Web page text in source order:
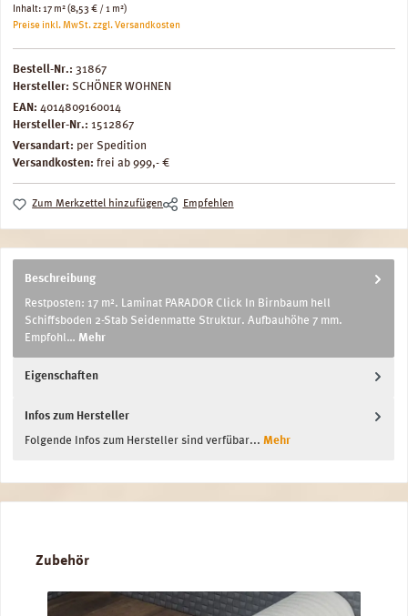
Inhalt:17 m²(8,53 € / 1 m²)
Preise inkl. MwSt. zzgl. Versandkosten
Bestell-Nr.: 31867
Hersteller: SCHÖNER WOHNEN
EAN: 4014809160014
Hersteller-Nr.: 1512867
Versandart: per Spedition
Versandkosten: frei ab 999,- €
Zum Merkzettel hinzufügen Empfehlen
Beschreibung
Restposten: 17 m². Laminat PARADOR Click In Birnbaum hell
Schiffsboden 2-Stab Seidenmatte Struktur. Aufbauhöhe 7 mm.
Empfohl… Mehr
Eigenschaften
Infos zum Hersteller
Folgende Infos zum Hersteller sind verfübar... Mehr
Produktgalerie überspringen
Zubehör